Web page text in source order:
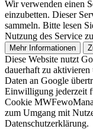
Wir verwenden einen
einzubetten. Dieser
sammeln. Bitte lesen
Nutzung des Service
Mehr Informationen
Diese Website nutzt
dauerhaft zu
Daten an Google
Einwilligung jederzeit
Cookie
zum Umgang mit
Datenschutzerklärung.